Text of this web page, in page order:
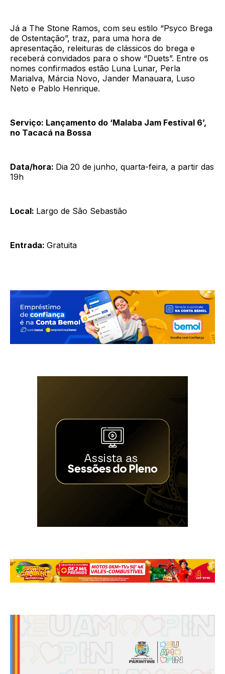
Já a The Stone Ramos, com seu estilo “Psyco Brega
de Ostentação”, traz, para uma hora de
apresentação, releituras de clássicos do brega e
receberá convidados para o show “Duets”. Entre os
nomes confirmados estão Luna Lunar, Perla
Marialva, Márcia Novo, Jander Manauara, Luso
Neto e Pablo Henrique.
Serviço: Lançamento do ‘Malaba Jam Festival 6’,
no Tacacá na Bossa
Data/hora: Dia 20 de junho, quarta-feira, a partir das
19h
Local: Largo de São Sebastião
Entrada: Gratuita